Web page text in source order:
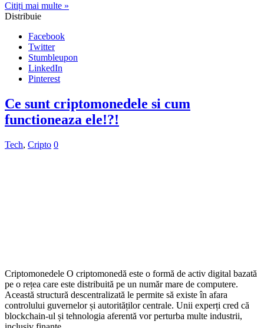
Citiți mai multe »
Distribuie
Facebook
Twitter
Stumbleupon
LinkedIn
Pinterest
Ce sunt criptomonedele si cum
functioneaza ele!?!
Tech, Cripto 0
Criptomonedele O criptomonedă este o formă de activ digital bazată
pe o rețea care este distribuită pe un număr mare de computere.
Această structură descentralizată le permite să existe în afara
controlului guvernelor și autorităților centrale. Unii experți cred că
blockchain-ul și tehnologia aferentă vor perturba multe industrii,